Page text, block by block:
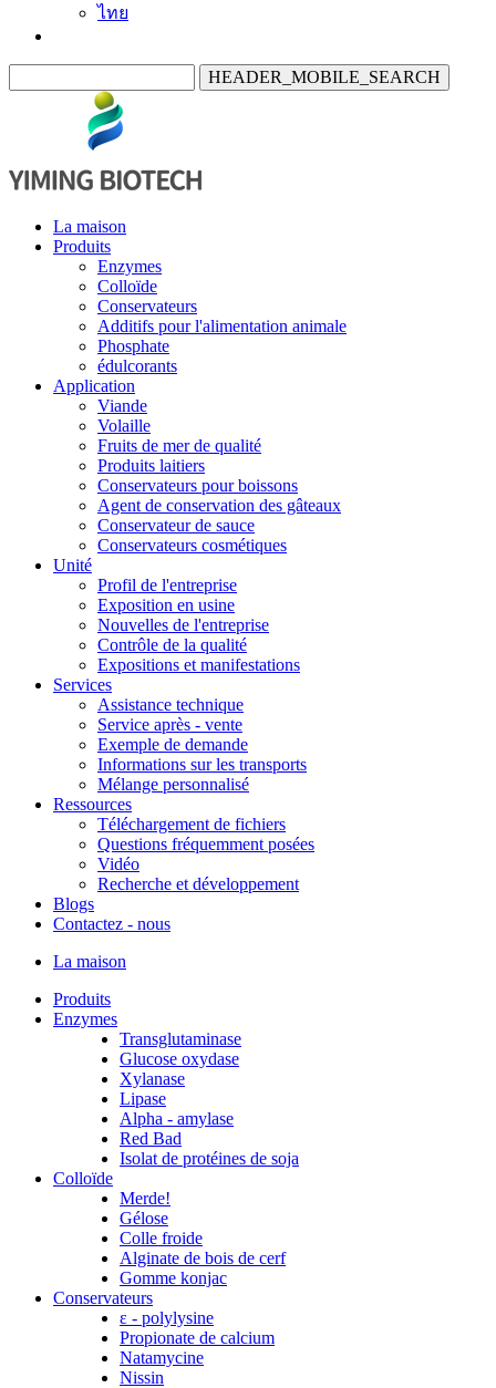
ไทย
HEADER_MOBILE_SEARCH
La maison
Produits
Enzymes
Colloïde
Conservateurs
Additifs pour l'alimentation animale
Phosphate
édulcorants
Application
Viande
Volaille
Fruits de mer de qualité
Produits laitiers
Conservateurs pour boissons
Agent de conservation des gâteaux
Conservateur de sauce
Conservateurs cosmétiques
Unité
Profil de l'entreprise
Exposition en usine
Nouvelles de l'entreprise
Contrôle de la qualité
Expositions et manifestations
Services
Assistance technique
Service après - vente
Exemple de demande
Informations sur les transports
Mélange personnalisé
Ressources
Téléchargement de fichiers
Questions fréquemment posées
Vidéo
Recherche et développement
Blogs
Contactez - nous
La maison
Produits
Enzymes
Transglutaminase
Glucose oxydase
Xylanase
Lipase
Alpha - amylase
Red Bad
Isolat de protéines de soja
Colloïde
Merde!
Gélose
Colle froide
Alginate de bois de cerf
Gomme konjac
Conservateurs
ε - polylysine
Propionate de calcium
Natamycine
Nissin